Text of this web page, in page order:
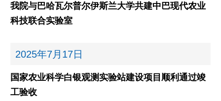
我院与巴哈瓦尔普尔伊斯兰大学共建中巴现代农业
科技联合实验室
2025年7月17日
国家农业科学白银观测实验站建设项目顺利通过竣
工验收